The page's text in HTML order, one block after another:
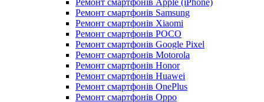
Ремонт смартфонів Apple (iPhone)
Ремонт смартфонів Samsung
Ремонт смартфонів Xiaomi
Ремонт смартфонів POCO
Ремонт смартфонів Google Pixel
Ремонт смартфонів Motorola
Ремонт смартфонів Honor
Ремонт смартфонів Huawei
Ремонт смартфонів OnePlus
Ремонт смартфонів Oppo